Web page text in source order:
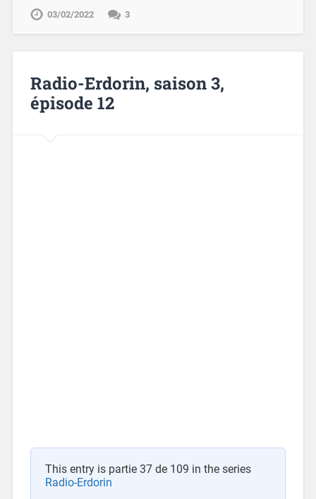
03/02/2022 3
Radio-Erdorin, saison 3,
épisode 12
This entry is partie 37 de 109 in the series
Radio-Erdorin